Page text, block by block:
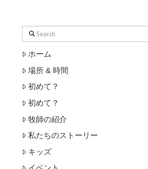
Search
ホーム
場所 & 時間
初めて？
初めて？
牧師の紹介
私たちのストーリー
キッズ